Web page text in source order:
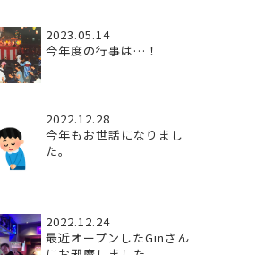
2023.05.14
今年度の行事は…！
2022.12.28
今年もお世話になりまし
た。
2022.12.24
最近オープンしたGinさん